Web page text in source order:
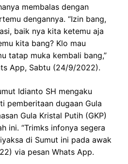
membalas dengan
dengannya. “Izin bang,
baik nya kita ketemu aja
kita bang? Klo mau
tatap muka kembali bang,”
App, Sabtu (24/9/2022).
Idianto SH mengaku
pemberitaan dugaan Gula
Gula Kristal Putih (GKP)
ini. “Trimks infonya segera
di Sumut ini pada awak
via pesan Whats App.